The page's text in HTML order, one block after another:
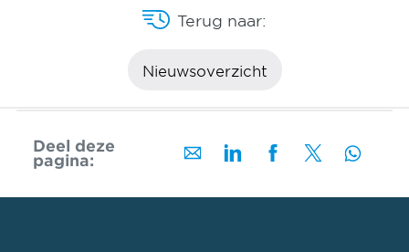
Terug naar:
Nieuwsoverzicht
Deel deze
pagina: